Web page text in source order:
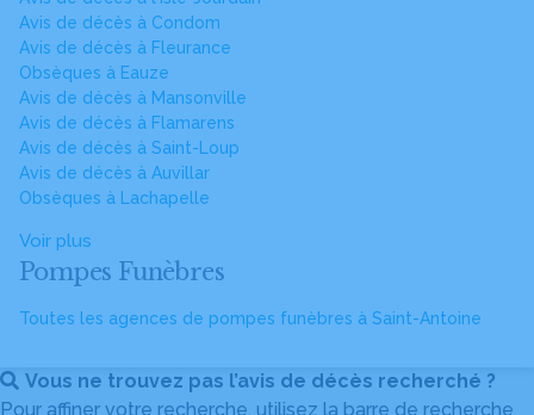
Avis de décès à Condom
Avis de décès à Fleurance
Obsèques à Eauze
Avis de décès à Mansonville
Avis de décès à Flamarens
Avis de décès à Saint-Loup
Avis de décès à Auvillar
Obsèques à Lachapelle
Voir plus
Pompes Funèbres
Toutes les agences de pompes funèbres à Saint-Antoine
Vous ne trouvez pas l’avis de décès recherché ?
Pour affiner votre recherche, utilisez la barre de recherche